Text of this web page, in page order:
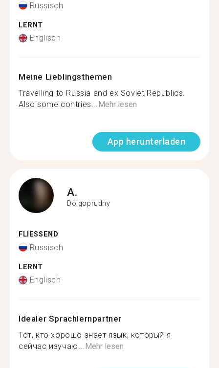
Russisch
LERNT
Englisch
Meine Lieblingsthemen
Travelling to Russia and ex Soviet Republics.
Also some contries...Mehr lesen
App herunterladen
A.
Dolgoprudny
FLIESSEND
Russisch
LERNT
Englisch
Idealer Sprachlernpartner
Тот, кто хорошо знает язык, который я
сейчас изучаю...Mehr lesen